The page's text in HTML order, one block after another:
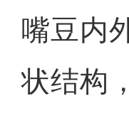
嘴豆内
状结构